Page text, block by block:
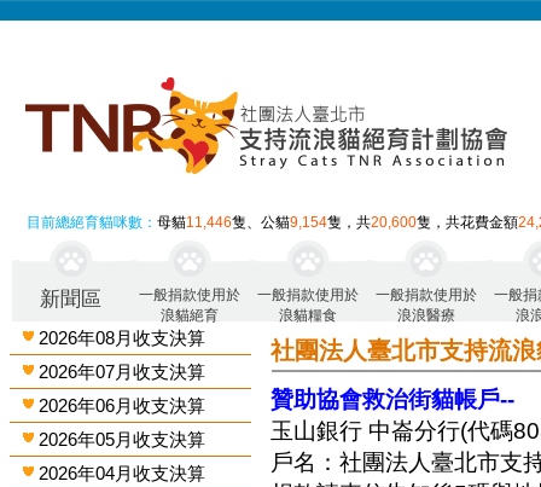
目前總絕育貓咪數：母貓11,446隻、公貓9,154隻，共20,600隻，共花費金額
新聞區
一般捐款使用於
浪貓絕育
一般捐款使用於
浪貓糧食
一般捐款使用於
浪浪醫療
一般捐
浪
2026年08月收支決算
2026年07月收支決算
2026年06月收支決算
2026年05月收支決算
2026年04月收支決算
社團法人臺北市支持流
贊助協會救治街貓帳戶--
玉山銀行 中崙分行(代碼
戶名：社團法人臺北市支